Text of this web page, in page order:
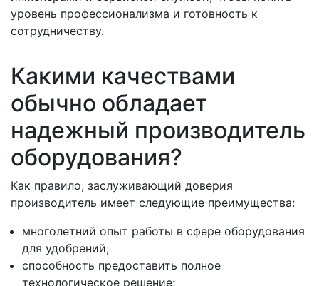
уровень профессионализма и готовность к
сотрудничеству.
Какими качествами
обычно обладает
надежный производитель
оборудования?
Как правило, заслуживающий доверия
производитель имеет следующие преимущества:
многолетний опыт работы в сфере оборудования
для удобрений;
способность предоставить полное
технологическое решение;